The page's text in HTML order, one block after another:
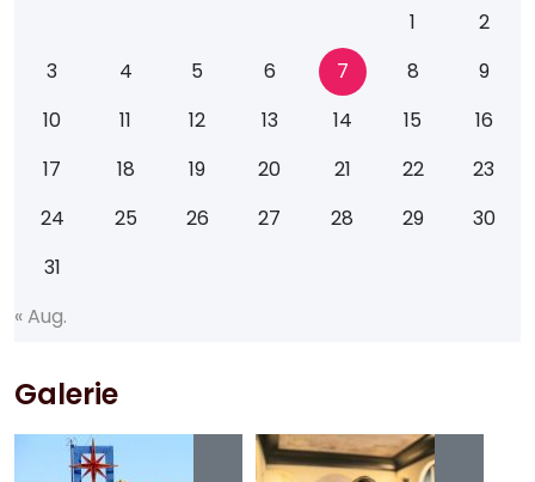
1
2
3
4 5 6 7 8
9
10
11 12 13 14 15
16
17
18 19 20 21 22
23
24
25 26 27 28 29
30
31
«Aug.
Galerie